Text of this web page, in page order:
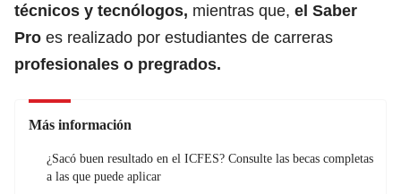
técnicos y tecnólogos, mientras que, el Saber
Pro es realizado por estudiantes de carreras
profesionales o pregrados.
Más información
¿Sacó buen resultado en el ICFES? Consulte las becas completas
a las que puede aplicar